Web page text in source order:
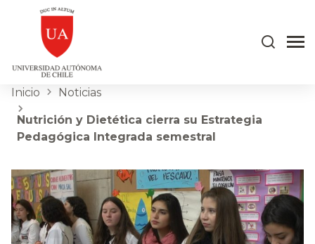
Inicio Noticias
Nutrición y Dietética cierra su Estrategia
Pedagógica Integrada semestral